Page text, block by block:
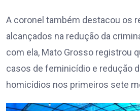
A coronel também destacou os
alcançados na redução da
com ela, Mato Grosso registrou
casos de feminicídio e redução
homicídios nos primeiros sete